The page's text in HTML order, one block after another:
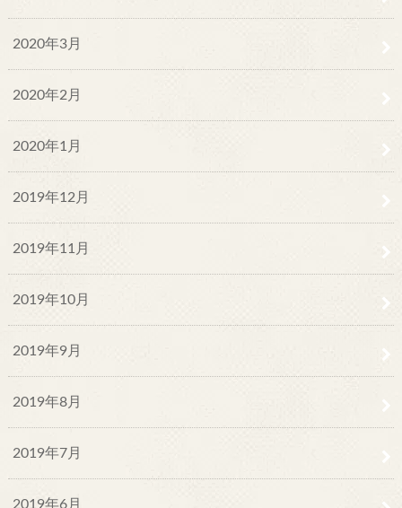
2020年3月
2020年2月
2020年1月
2019年12月
2019年11月
2019年10月
2019年9月
2019年8月
2019年7月
2019年6月